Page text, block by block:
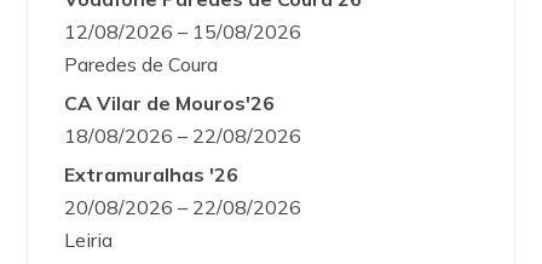
12/08/2026 – 15/08/2026
Paredes de Coura
CA Vilar de Mouros'26
18/08/2026 – 22/08/2026
Extramuralhas '26
20/08/2026 – 22/08/2026
Leiria